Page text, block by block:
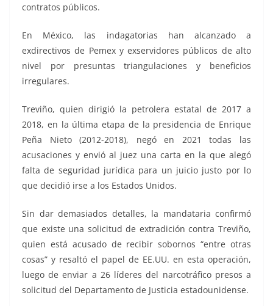
contratos públicos.
En México, las indagatorias han alcanzado a
exdirectivos de Pemex y exservidores públicos de alto
nivel por presuntas triangulaciones y beneficios
irregulares.
Treviño, quien dirigió la petrolera estatal de 2017 a
2018, en la última etapa de la presidencia de Enrique
Peña Nieto (2012-2018), negó en 2021 todas las
acusaciones y envió al juez una carta en la que alegó
falta de seguridad jurídica para un juicio justo por lo
que decidió irse a los Estados Unidos.
Sin dar demasiados detalles, la mandataria confirmó
que existe una solicitud de extradición contra Treviño,
quien está acusado de recibir sobornos “entre otras
cosas” y resaltó el papel de EE.UU. en esta operación,
luego de enviar a 26 líderes del narcotráfico presos a
solicitud del Departamento de Justicia estadounidense.